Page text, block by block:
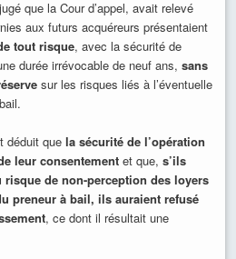
que la Cour d’appel, avait relevé
aux futurs acquéreurs présentaient
tout risque, avec la sécurité de
durée irrévocable de neuf ans, sans
sur les risques liés à l’éventuelle
déduit que la sécurité de l’opération
leur consentementet que, s’ils
risque de non-perception des loyers
preneur à bail, ils auraient refusé
, ce dont il résultait une